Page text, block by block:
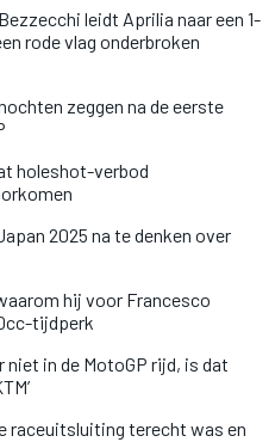
leidt Aprilia naar een 1-
rode vlag onderbroken
zeggen na de eerste
holeshot-verbod
2025 na te denken over
hij voor Francesco
tijdperk
niet in de MotoGP rijd, is dat
raceuitsluiting terecht was en